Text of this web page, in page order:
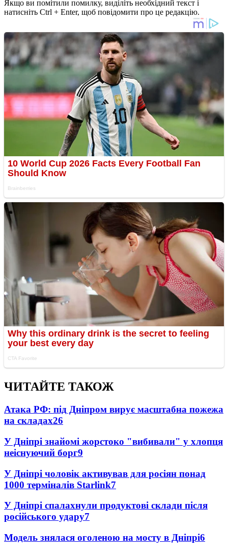
Якщо ви помітили помилку, виділіть необхідний текст і
натисніть Ctrl + Enter, щоб повідомити про це редакцію.
ЧИТАЙТЕ ТАКОЖ
Атака РФ: під Дніпром вирує масштабна пожежа
на складах26
У Дніпрі знайомі жорстоко "вибивали" у хлопця
неіснуючий борг9
У Дніпрі чоловік активував для росіян понад
1000 терміналів Starlink7
У Дніпрі спалахнули продуктові склади після
російського удару7
Модель знялася оголеною на мосту в Дніпрі6